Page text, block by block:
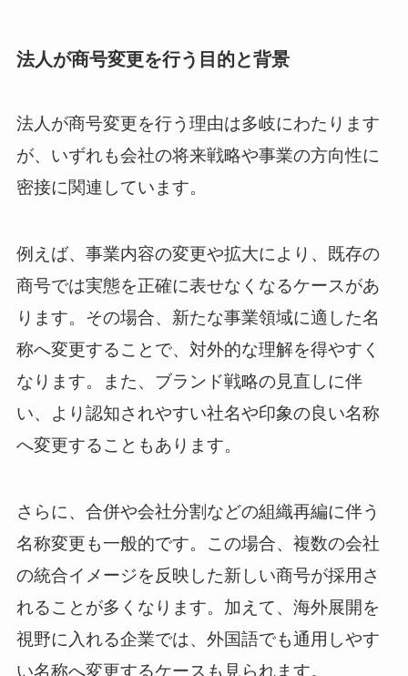
法人が商号変更を行う目的と背景
法人が商号変更を行う理由は多岐にわたります
が、いずれも会社の将来戦略や事業の方向性に
密接に関連しています。
例えば、事業内容の変更や拡大により、既存の
商号では実態を正確に表せなくなるケースがあ
ります。その場合、新たな事業領域に適した名
称へ変更することで、対外的な理解を得やすく
なります。また、ブランド戦略の見直しに伴
い、より認知されやすい社名や印象の良い名称
へ変更することもあります。
さらに、合併や会社分割などの組織再編に伴う
名称変更も一般的です。この場合、複数の会社
の統合イメージを反映した新しい商号が採用さ
れることが多くなります。加えて、海外展開を
視野に入れる企業では、外国語でも通用しやす
い名称へ変更するケースも見られます。